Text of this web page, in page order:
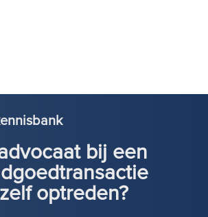
bij een
optreden?